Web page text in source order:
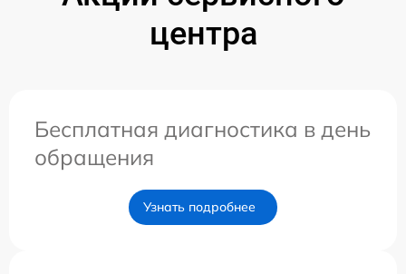
центра
Бесплатная диагностика в день
обращения
Узнать подробнее